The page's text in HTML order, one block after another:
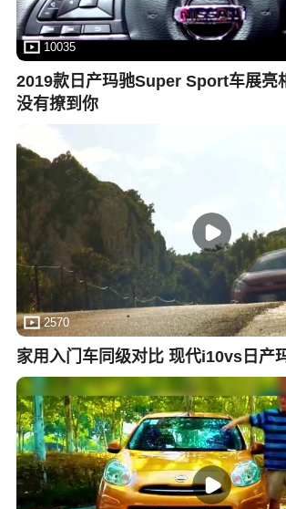
10035
2019款日产玛驰Super Sport车展亮
没有撩到你
2570
家用入门车同级对比 现代i10vs日产